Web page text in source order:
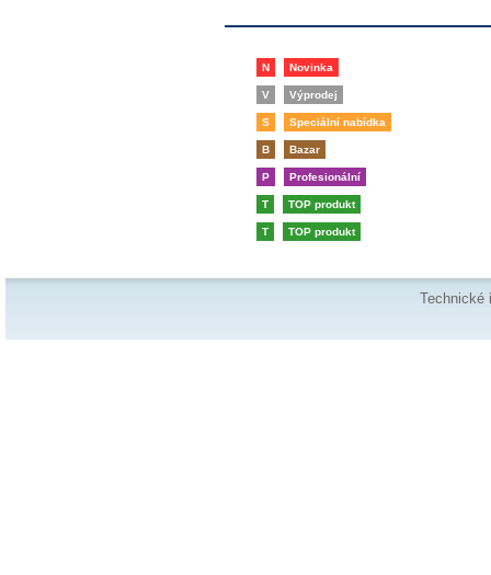
N Novinka
V Výprodej
S Speciální nabídka
B Bazar
P Profesionální
T TOP produkt
T TOP produkt